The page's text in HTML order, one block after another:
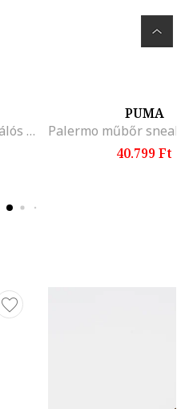
Initiator sneaker bőr és hálós részletekkel, Világos tópbarna/Törtfehér
PUMA
40.799 Ft